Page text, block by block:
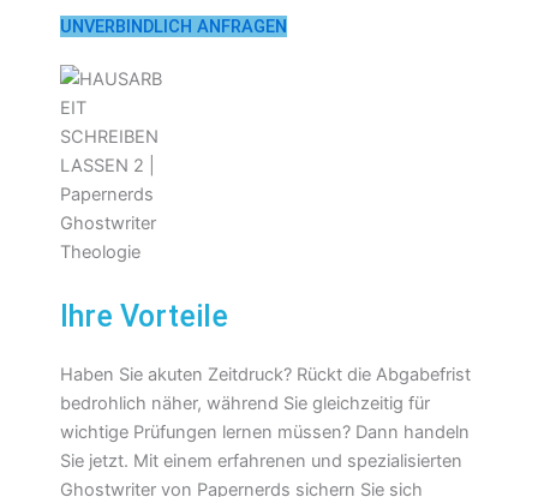
UNVERBINDLICH ANFRAGEN
Ihre Vorteile
Haben Sie akuten Zeitdruck? Rückt die Abgabefrist
bedrohlich näher, während Sie gleichzeitig für
wichtige Prüfungen lernen müssen? Dann handeln
Sie jetzt. Mit einem erfahrenen und spezialisierten
Ghostwriter von Papernerds sichern Sie sich